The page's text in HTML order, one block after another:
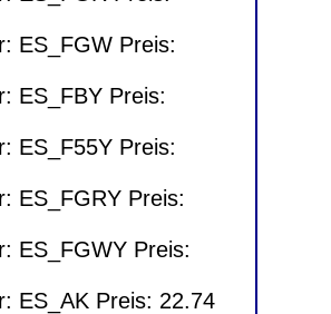
ES_FGW Preis:
ES_FBY Preis:
ES_F55Y Preis:
ES_FGRY Preis:
ES_FGWY Preis:
ES_AK Preis: 22.74